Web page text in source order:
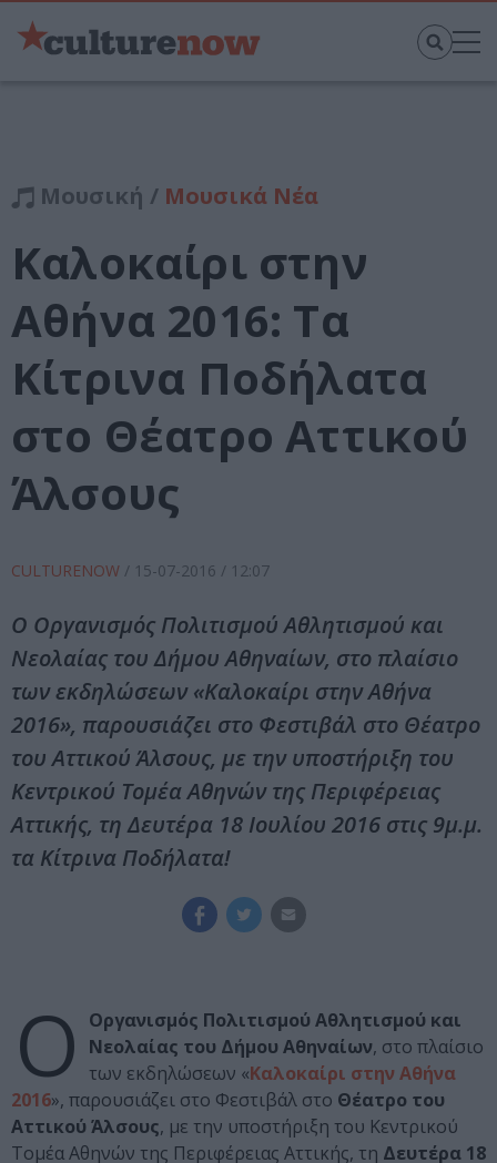
Μουσική / Μουσικά Νέα
Καλοκαίρι στην
Αθήνα 2016: Τα
Κίτρινα Ποδήλατα
στο Θέατρο Αττικού
Άλσους
CULTURENOW / 15-07-2016 / 12:07
O Οργανισμός Πολιτισμού Αθλητισμού και
Νεολαίας του Δήμου Αθηναίων, στο πλαίσιο
των εκδηλώσεων «Καλοκαίρι στην Αθήνα
2016», παρουσιάζει στο Φεστιβάλ στο Θέατρο
του Αττικού Άλσους, με την υποστήριξη του
Κεντρικού Τομέα Αθηνών της Περιφέρειας
Αττικής, τη Δευτέρα 18 Ιουλίου 2016 στις 9μ.μ.
τα Κίτρινα Ποδήλατα!
O
Οργανισμός Πολιτισμού Αθλητισμού και
Νεολαίας του Δήμου Αθηναίων, στο πλαίσιο
των εκδηλώσεων «Καλοκαίρι στην Αθήνα
2016», παρουσιάζει στο Φεστιβάλ στο Θέατρο του
Αττικού Άλσους, με την υποστήριξη του Κεντρικού
Τομέα Αθηνών της Περιφέρειας Αττικής, τη Δευτέρα 18